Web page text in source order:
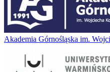
Akademia Górnośląska im.